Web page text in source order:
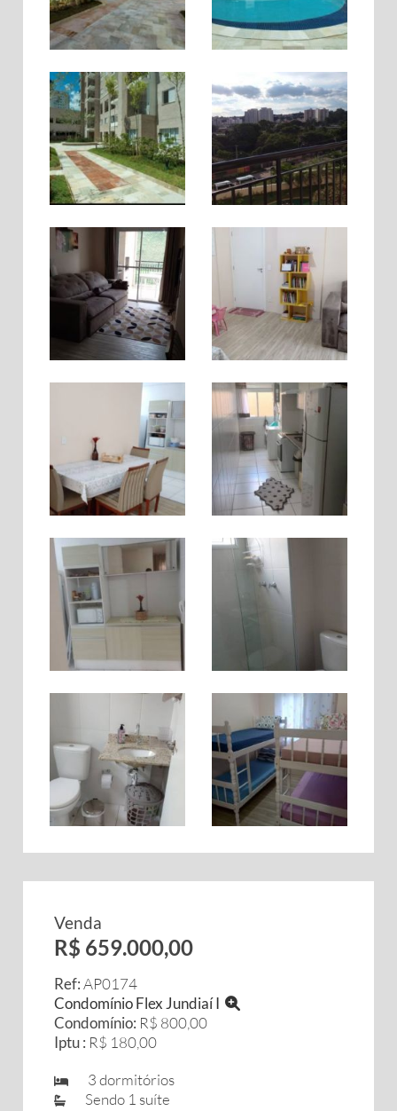
Venda
R$ 659.000,00
Ref:AP0174
Condomínio Flex Jundiaí I
Condomínio: R$ 800,00
Iptu : R$ 180,00
3 dormitórios
Sendo 1 suíte